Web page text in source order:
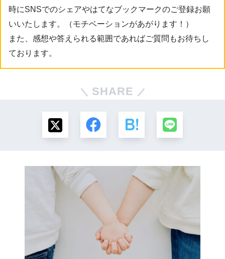
時にSNSでのシェアやはてなブックマークのご登録お願
いいたします。（モチベーションがあがります！）
また、感想や答えられる範囲であればご質問もお待ちし
ております。
SHARE